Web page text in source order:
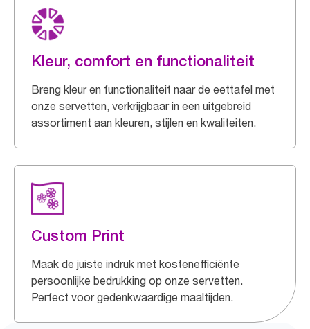
Kleur, comfort en functionaliteit
Breng kleur en functionaliteit naar de eettafel met
onze servetten, verkrijgbaar in een uitgebreid
assortiment aan kleuren, stijlen en kwaliteiten.
Custom Print
Maak de juiste indruk met kostenefficiënte
persoonlijke bedrukking op onze servetten.
Perfect voor gedenkwaardige maaltijden.